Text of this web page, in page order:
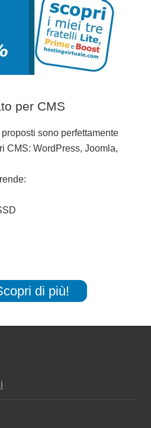
per CMS
sono perfettamente
CMS: WordPress, Joomla,
di più!